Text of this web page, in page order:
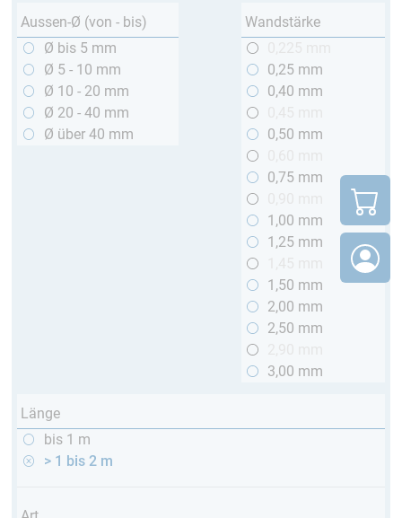
Aussen-Ø (von - bis)
Ø bis 5 mm
Ø 5 - 10 mm
Ø 10 - 20 mm
Ø 20 - 40 mm
Ø über 40 mm
Wandstärke
0,25 mm
0,40 mm
0,50 mm
0,75 mm
1,00 mm
1,25 mm
1,50 mm
2,00 mm
2,50 mm
3,00 mm
Länge
bis 1 m
> 1 bis 2 m